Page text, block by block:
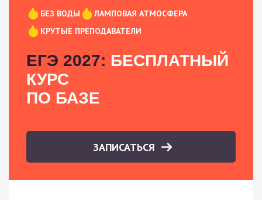
БЕЗ ВОДЫ
ЛАМПОВАЯ АТМОСФЕРА
КРУТЫЕ ПРЕПОДАВАТЕЛИ
ЕГЭ 2027: БЕСПЛАТНЫЙ
КУРС
ПО БАЗЕ
ЗАПИСАТЬСЯ